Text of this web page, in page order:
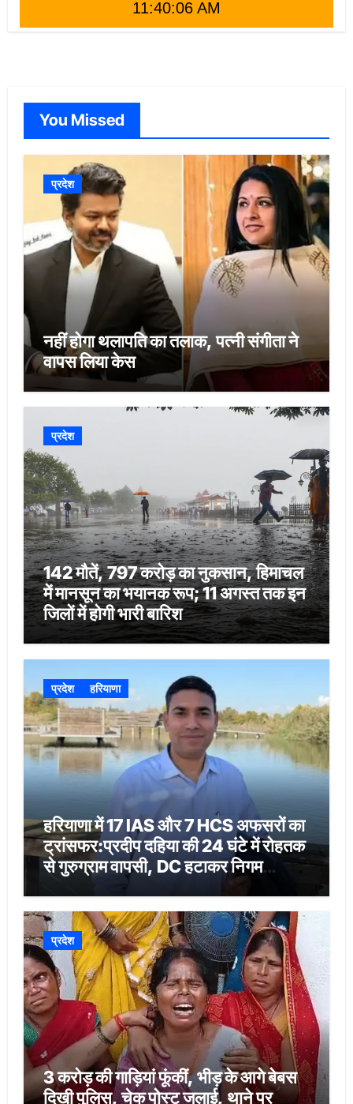
11:40:08 AM
You Missed
प्रदेश
नहीं होगा थलापति का तलाक, पत्नी संगीता ने
वापस लिया केस
प्रदेश
142 मौतें, 797 करोड़ का नुकसान, हिमाचल
में मानसून का भयानक रूप; 11 अगस्त तक इन
जिलों में होगी भारी बारिश
प्रदेश हरियाणा
हरियाणा में 17 IAS और 7 HCS अफसरों का
ट्रांसफर:प्रदीप दहिया की 24 घंटे में रोहतक
से गुरुग्राम वापसी, DC हटाकर निगम
कमिश्नर बनाया
प्रदेश
3 करोड़ की गाड़ियां फूंकीं, भीड़ के आगे बेबस
दिखी पुलिस, चेक पोस्ट जलाई, थाने पर